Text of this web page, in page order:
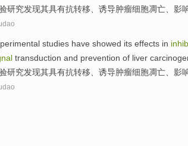
研究发现其具有抗转移 诱导肿瘤细胞凋亡、影
studies have showed its effects in
transduction and prevention of liver
研究发现其具有抗转移、 诱导肿瘤细胞凋亡、影